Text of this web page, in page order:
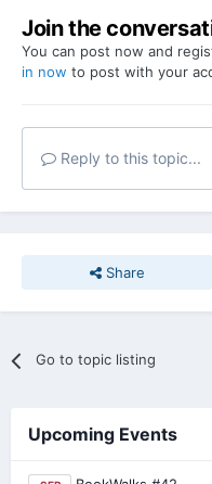
Join the
You can post now and
in now to post with your
Reply to this topic...
Share
Go to topic listing
Upcoming Events